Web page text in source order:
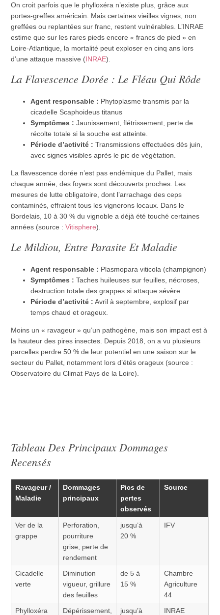
On croit parfois que le phylloxéra n’existe plus, grâce aux
portes-greffes américain. Mais certaines vieilles vignes, non
greffées ou replantées sur franc, restent vulnérables. L’INRAE
estime que sur les rares pieds encore « francs de pied » en
Loire-Atlantique, la mortalité peut exploser en cinq ans lors
d’une attaque massive (INRAE).
La Flavescence Dorée : Le Fléau Qui Rôde
Agent responsable : Phytoplasme transmis par la
cicadelle Scaphoideus titanus
Symptômes : Jaunissement, flétrissement, perte de
récolte totale si la souche est atteinte.
Période d’activité : Transmissions effectuées dès juin,
avec signes visibles après le pic de végétation.
La flavescence dorée n’est pas endémique du Pallet, mais
chaque année, des foyers sont découverts proches. Les
mesures de lutte obligatoire, dont l’arrachage des ceps
contaminés, effraient tous les vignerons locaux. Dans le
Bordelais, 10 à 30 % du vignoble a déjà été touché certaines
années (source :Vitisphere).
Le Mildiou, Entre Parasite Et Maladie
Agent responsable : Plasmopara viticola (champignon)
Symptômes : Taches huileuses sur feuilles, nécroses,
destruction totale des grappes si attaque sévère.
Période d’activité : Avril à septembre, explosif par
temps chaud et orageux.
Moins un « ravageur » qu’un pathogène, mais son impact est à
la hauteur des pires insectes. Depuis 2018, on a vu plusieurs
parcelles perdre 50 % de leur potentiel en une saison sur le
secteur du Pallet, notamment lors d’étés orageux (source :
Observatoire du Climat Pays de la Loire).
Tableau Des Principaux Dommages
Recensés
Ravageur /
Maladie
Dommages
principaux
Pics de
pertes
observés
Source
Ver de la
grappe
Perforation,
pourriture
grise, perte de
rendement
jusqu’à
20 %
IFV
Cicadelle
verte
Diminution
vigueur, grillure
des feuilles
de 5 à
15 %
Chambre
Agriculture
44
Phylloxéra
Dépérissement, jusqu’à INRAE